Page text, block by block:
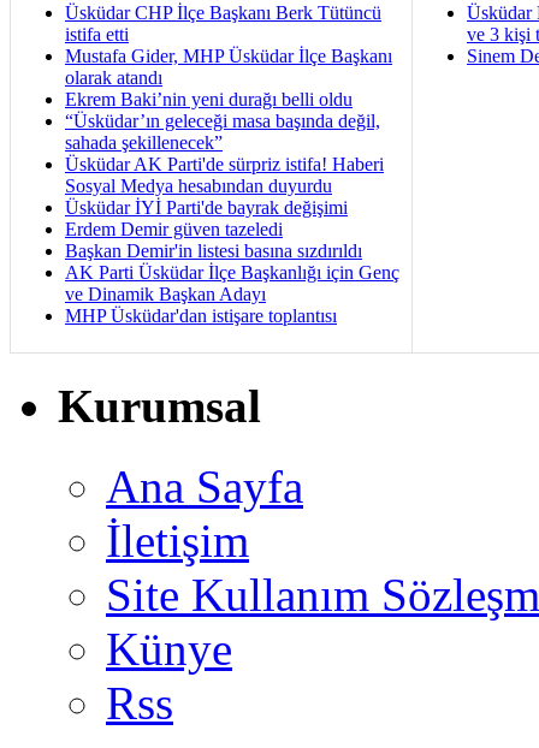
Üsküdar CHP İlçe Başkanı Berk Tütüncü
istifa etti
Mustafa Gider, MHP Üsküdar İlçe Başkanı
olarak atandı
Ekrem Baki’nin yeni durağı belli oldu
“Üsküdar’ın geleceği masa başında değil,
sahada şekillenecek”
Üsküdar AK Parti'de sürpriz istifa! Haberi
Sosyal Medya hesabından duyurdu
Üsküdar İYİ Parti'de bayrak değişimi
Erdem Demir güven tazeledi
Başkan Demir'in listesi basına sızdırıldı
AK Parti Üsküdar İlçe Başkanlığı için Genç
ve Dinamik Başkan Adayı
MHP Üsküdar'dan istişare toplantısı
Üsküdar
ve 3 kişi
Sinem
Kurumsal
Ana Sayfa
İletişim
Site Kullanım
Künye
Rss